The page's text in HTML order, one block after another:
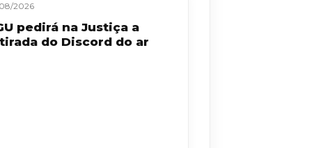
2026
pedirá na Justiça a
do Discord do ar